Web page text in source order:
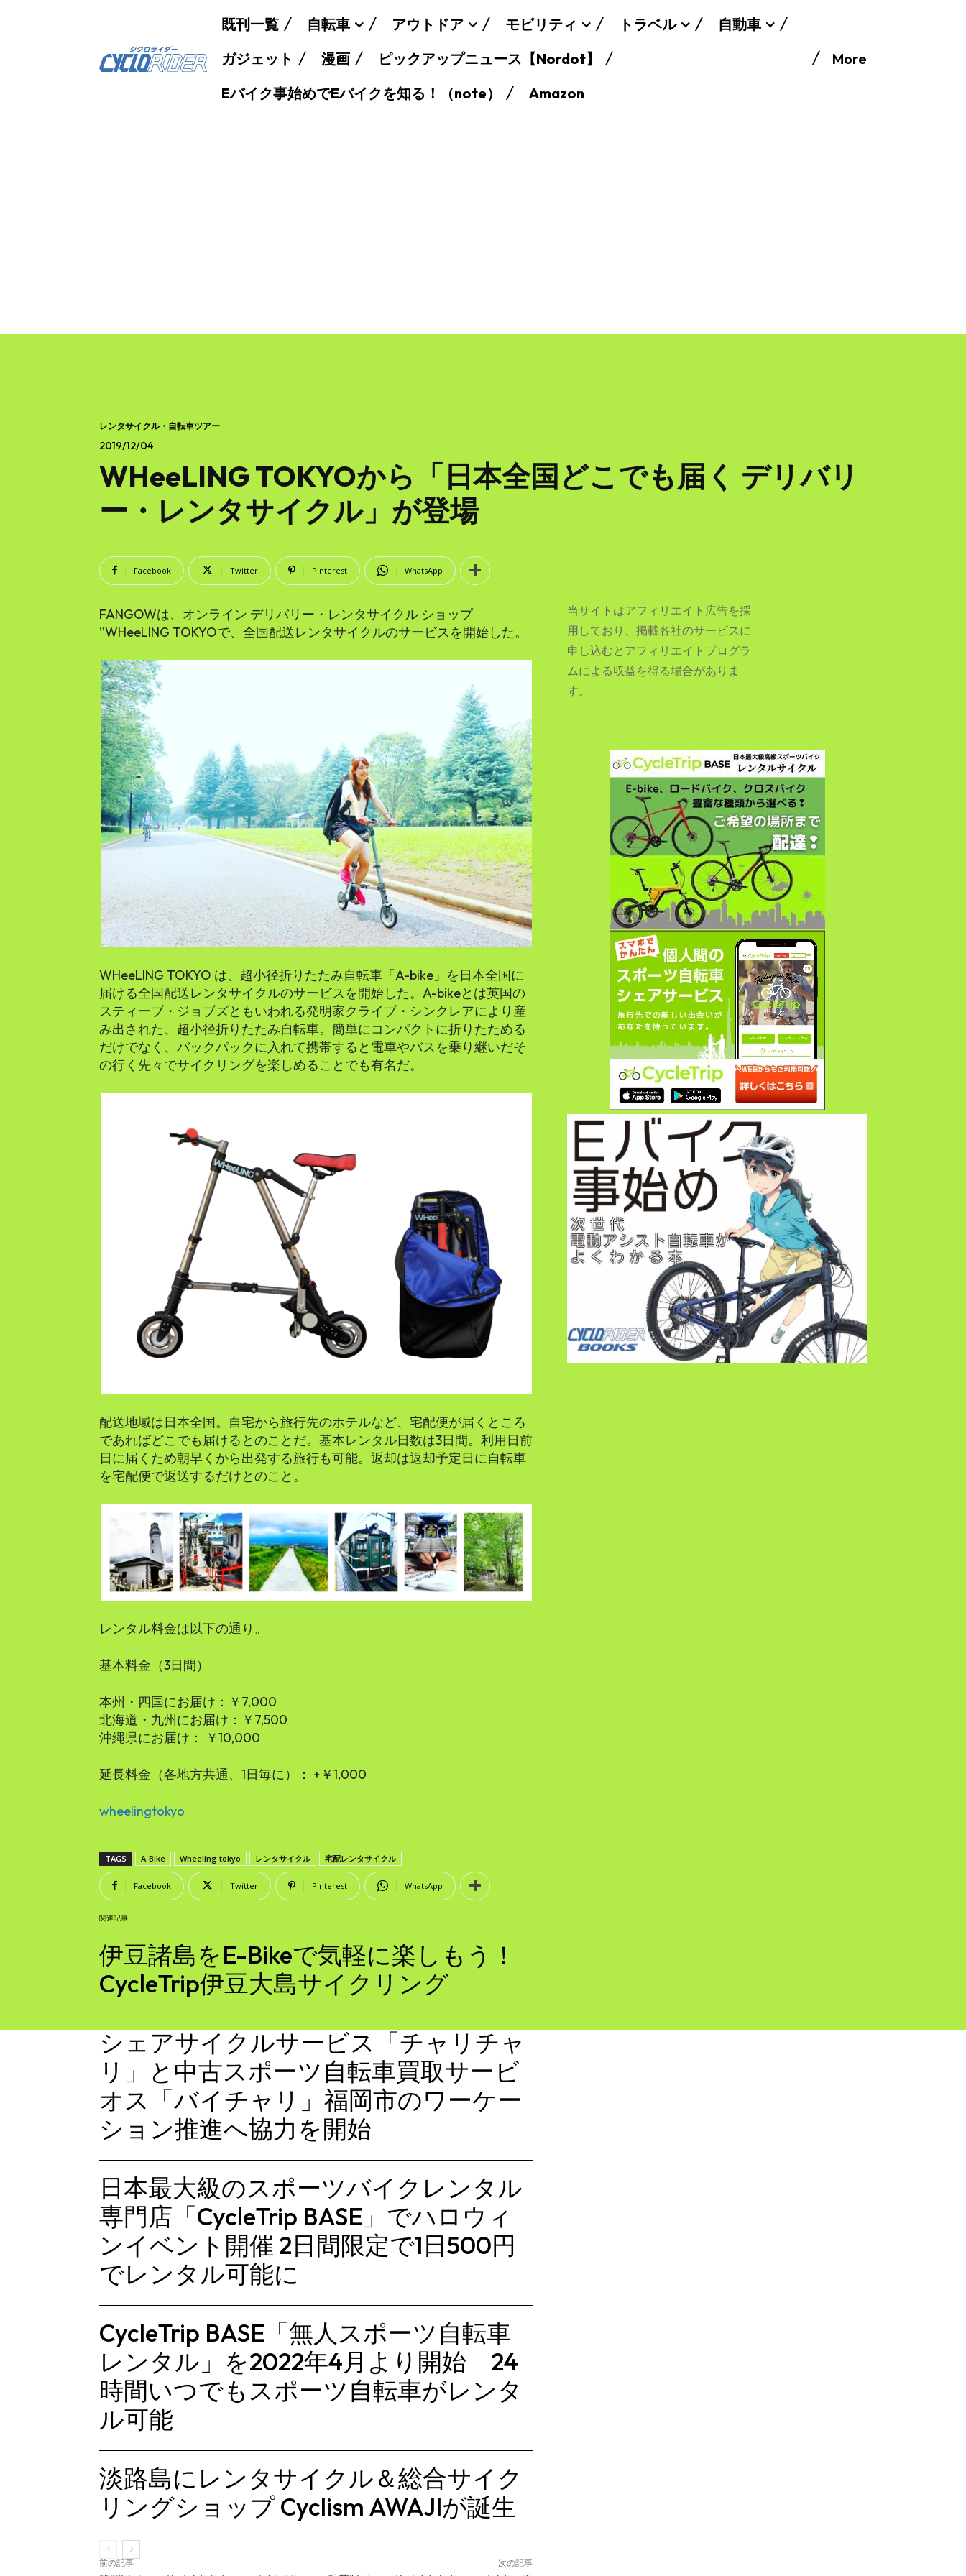
既刊一覧 自転車 アウトドア モビリティ トラベル
自動車
ガジェット
漫画
ピックアップニュース【Nordot】
Eバイク事始めでEバイクを知る！（note）
Amazon
More
レンタサイクル・自転車ツアー
2019/12/04
WHeeLING TOKYOから「日本全国どこでも届く デリバリ
ー・レンタサイクル」が登場
Facebook Twitter Pinterest WhatsApp
FANGOWは、オンライン デリバリー・レンタサイクル ショップ
”WHeeLING TOKYOで、全国配送レンタサイクルのサービスを開始した。
WHeeLING TOKYO は、超小径折りたたみ自転車「A-bike」を日本全国に
届ける全国配送レンタサイクルのサービスを開始した。A-bikeとは英国の
スティーブ・ジョブズともいわれる発明家クライブ・シンクレアにより産
み出された、超小径折りたたみ自転車。簡単にコンパクトに折りたためる
だけでなく、バックパックに入れて携帯すると電車やバスを乗り継いだそ
の行く先々でサイクリングを楽しめることでも有名だ。
配送地域は日本全国。自宅から旅行先のホテルなど、宅配便が届くところ
であればどこでも届けるとのことだ。基本レンタル日数は3日間。利用日前
日に届くため朝早くから出発する旅行も可能。​返却は返却予定日に自転車
を宅配便で返送するだけとのこと。
レンタル料金は以下の通り。
基本料金（3日間）
本州・四国にお届け：￥7,000
北海道・九州にお届け：￥7,500
​沖縄県にお届け： ￥10,000
延長料金（各地方共通、1日毎に）： +￥1,000
wheelingtokyo
TAGS A-Bike Wheeling tokyo レンタサイクル 宅配レンタサイクル
Facebook Twitter Pinterest WhatsApp
関連記事
伊豆諸島をE-Bikeで気軽に楽しもう！
CycleTrip伊豆大島サイクリング
シェアサイクルサービス「チャリチャ
リ」と中古スポーツ自転車買取サービ
オス「バイチャリ」福岡市のワーケー
ション推進へ協力を開始
日本最大級のスポーツバイクレンタル
専門店「CycleTrip BASE」でハロウィ
ンイベント開催 2日間限定で1日500円
でレンタル可能に
CycleTrip BASE「無人スポーツ自転車
レンタル」を2022年4月より開始 24
時間いつでもスポーツ自転車がレンタ
ル可能
淡路島にレンタサイクル＆総合サイク
リングショップ Cyclism AWAJIが誕生
前の記事 次の記事
当サイトはアフィリエイト広告を採
用しており、掲載各社のサービスに
申し込むとアフィリエイトプログラ
ムによる収益を得る場合がありま
す。